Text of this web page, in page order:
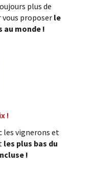
plus de
proposer le
au monde !
!
les vignerons et
les plus bas du
!